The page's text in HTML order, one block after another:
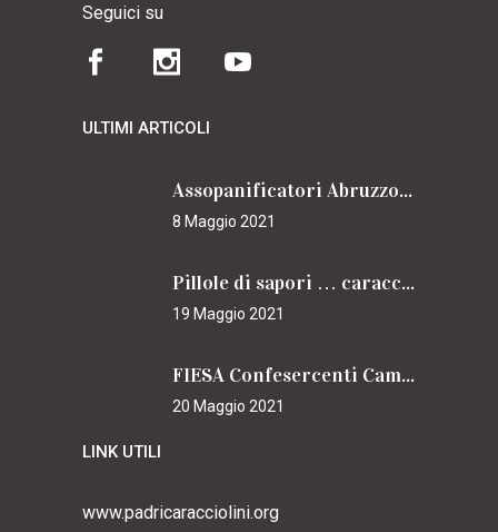
Seguici su
ULTIMI ARTICOLI
Assopanificatori Abruzzo e Molise insieme per il Cammino
8 Maggio 2021
Pillole di sapori … caracciolini
19 Maggio 2021
FIESA Confesercenti Campania per il Cammino
20 Maggio 2021
LINK UTILI
www.padricaracciolini.org